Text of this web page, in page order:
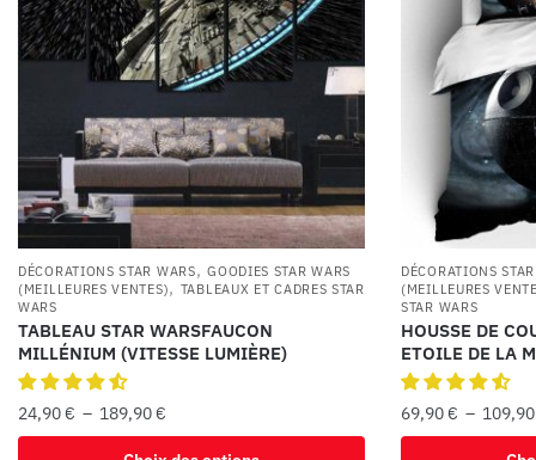
DÉCORATIONS STAR WARS,GOODIES STAR WARS
(MEILLEURES VENTES), TABLEAUX ET CADRES STAR
WARS
TABLEAU STAR WARSFAUCON
MILLÉNIUM (VITESSE LUMIÈRE)
24,90€ – 189,90€
DÉCORATIONS
(MEILLEURES
STAR WARS
HOUSSE DE
ETOILE DE LA
69,90€ –